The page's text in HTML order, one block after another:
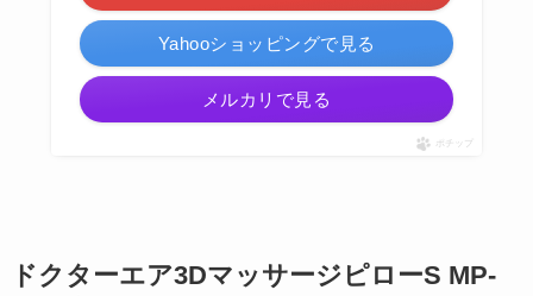
Yahooショッピングで見る
メルカリで見る
ポチップ
ドクターエア3DマッサージピローS MP-